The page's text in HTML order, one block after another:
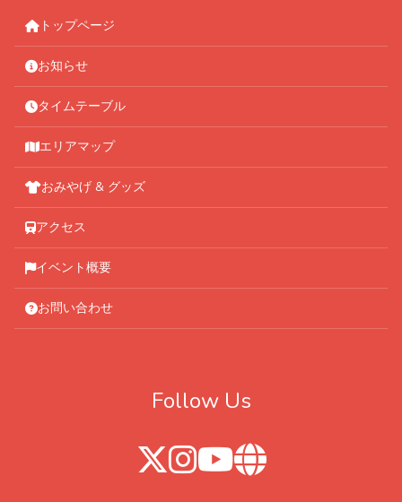
トップページ
お知らせ
タイムテーブル
エリアマップ
おみやげ & グッズ
アクセス
イベント概要
お問い合わせ
Follow Us